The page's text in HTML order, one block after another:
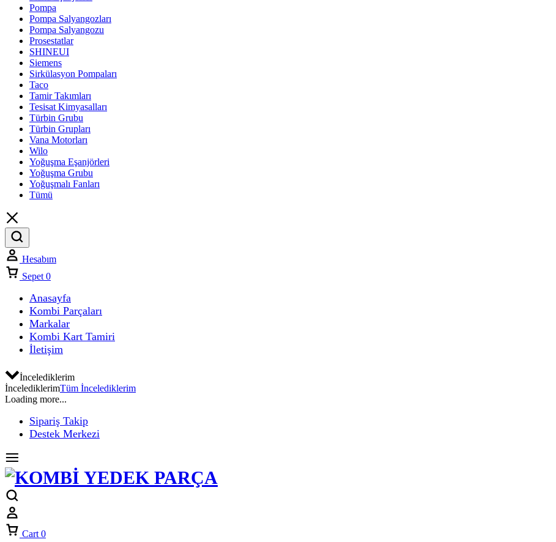
Pompa
Pompa Salyangozları
Pompa Salyangozu
Prosestatlar
SHINEUI
Siemens
Sirkülasyon Pompaları
Taco
Tamir Takımları
Tesisat Kimyasalları
Türbin Grubu
Türbin Grupları
Vana Motorları
Wilo
Yoğuşma Eşanjörleri
Yoğuşma Grubu
Yoğuşmalı Fanları
Tümü
Hesabım
Sepet 0
Anasayfa
Kombi Parçaları
Markalar
Kombi Kart Tamiri
İletişim
İncelediklerim
İncelediklerimTüm İncelediklerim
Loading more...
Sipariş Takip
Destek Merkezi
Cart 0